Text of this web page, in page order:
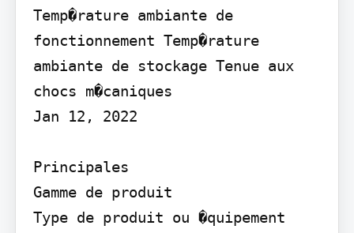
Temp�rature ambiante de
fonctionnement Temp�rature
ambiante de stockage Tenue aux
chocs m�caniques
Jan 12, 2022
Principales
Gamme de produit
Type de produit ou �quipement